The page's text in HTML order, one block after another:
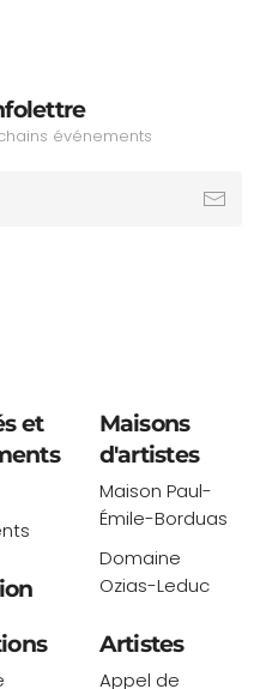
événements
et
Maisons
d'artistes
Maison Paul-
Émile-Borduas
Domaine
Ozias-Leduc
Artistes
Appel de